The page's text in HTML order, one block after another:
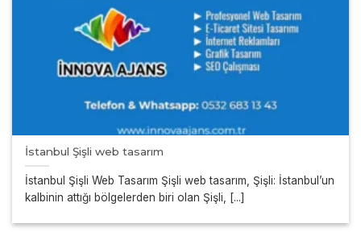
İstanbul Şişli web tasarım
İstanbul Şişli Web Tasarım Şişli web tasarım, Şişli: İstanbul’un
kalbinin attığı bölgelerden biri olan Şişli, [...]